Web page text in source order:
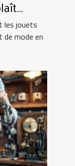
les jouets
mode en